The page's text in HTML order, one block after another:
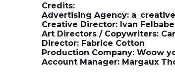
Credits:
Advertising Agency:
Creative Director: Ivan
Art Directors / Copywriters:
Director: Fabrice Cotton
Production Company: Woow
Account Manager: Margaux